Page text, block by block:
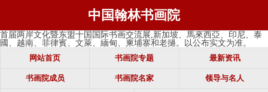
中国翰林书画院
首届两岸文化暨东盟十国国际书画交流展,新加坡、馬來西亞、印尼、泰
國、越南、菲律賓、文萊、緬甸、柬埔寨和老撾。以公布实文为准。
网站首页 书画院专题 最新资讯
书画院成员 书画院名家 领导与名人